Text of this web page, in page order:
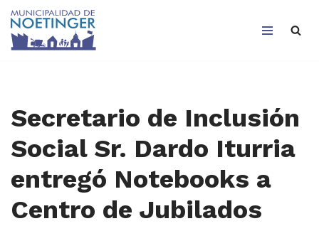
Saltar
Secretario de Inclusión
Social Sr. Dardo Iturria
entregó Notebooks a
Centro de Jubilados